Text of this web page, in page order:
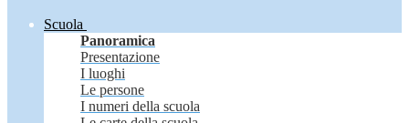
Scuola
Panoramica
Presentazione
I luoghi
Le persone
I numeri della scuola